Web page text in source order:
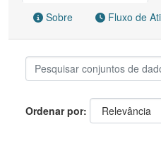
Sobre Fluxo de
Ordenar por